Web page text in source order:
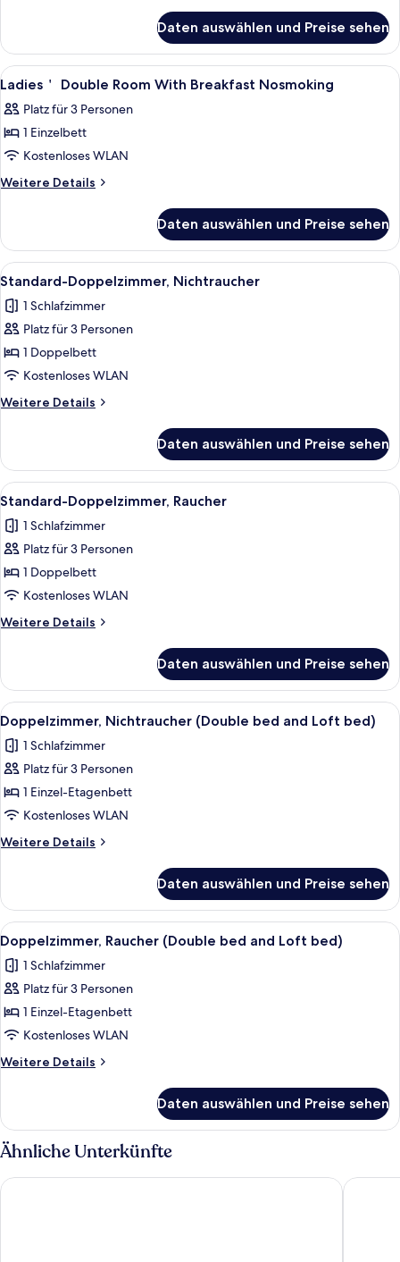
anzeigen
Room
With
Breakfast
Daten auswählen und Preise sehen
Alle
Fotos
für
Ladies
＇
Double
Breakfast
Nosmoking
anzeigen
Daunenbettdecken, Schreibtisch,
1
Ladies＇ Double Room With Breakfast Nosmoking
Platz für 3 Personen
1 Einzelbett
Kostenloses WLAN
Weitere Details
Weitere
＇
Double
Room
Breakfast
Nosmoking
Daten auswählen und Preise sehen
Alle
Fotos
für
Standard-
Doppelzimmer,
Nichtraucher
anzeigen
Ein Hotelzimmer mit einem Bett,
8
Standard-Doppelzimmer, Nichtraucher
1 Schlafzimmer
Platz für 3 Personen
1 Doppelbett
Kostenloses WLAN
Weitere Details
Weitere
Doppelzimmer,
Nichtraucher
Daten auswählen und Preise sehen
Alle
Fotos
für
Standard-
Doppelzimmer,
Raucher
anzeigen
Ein Hotelzimmer mit einem Bett,
8
Standard-Doppelzimmer, Raucher
1 Schlafzimmer
Platz für 3 Personen
1 Doppelbett
Kostenloses WLAN
Weitere Details
Weitere
Doppelzimmer,
Raucher
Daten auswählen und Preise sehen
Alle
Fotos
für
Doppelzimmer,
Nichtraucher
(Double
bed
and
bed)
anzeigen
Daunenbettdecken, Schreibtisch,
6
Doppelzimmer, Nichtraucher (Double bed and Loft bed)
1 Schlafzimmer
Platz für 3 Personen
1 Einzel-Etagenbett
Kostenloses WLAN
Weitere Details
Weitere
Nichtraucher
(Double
bed
and
Loft
bed)
Daten auswählen und Preise sehen
Alle
Fotos
für
Doppelzimmer,
Raucher
(Double
bed
and
bed)
anzeigen
Daunenbettdecken, Schreibtisch,
6
Doppelzimmer, Raucher (Double bed and Loft bed)
1 Schlafzimmer
Platz für 3 Personen
1 Einzel-Etagenbett
Kostenloses WLAN
Weitere Details
Weitere
Raucher
(Double
bed
and
Loft
Daten auswählen und Preise sehen
Ähnliche Unterkünfte
HOTEL LiVEMAX Takamatsu Eki Mae JR